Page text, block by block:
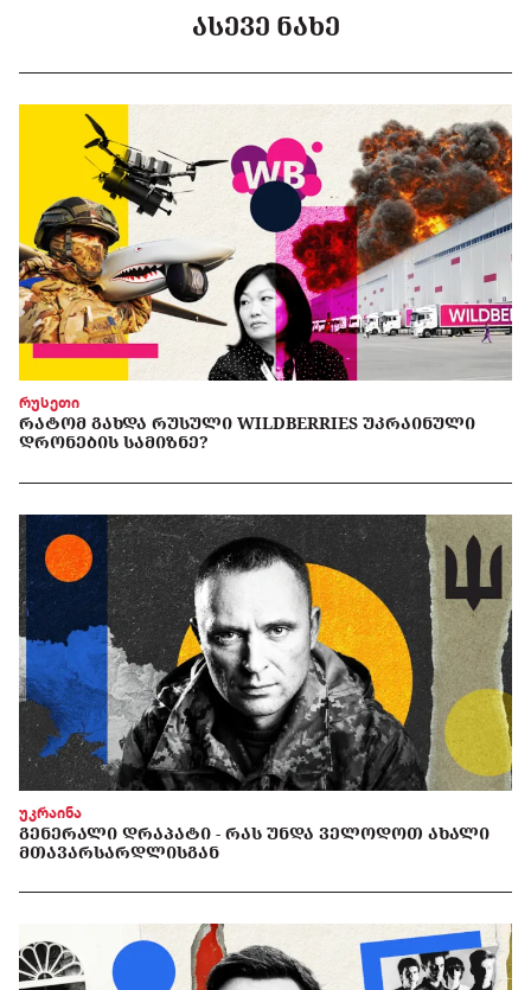
ᲐᲡᲔᲕᲔ ᲜᲐᲮᲔ
რუსეთი
ᲠᲐᲢᲝᲛ ᲒᲐᲮᲓᲐ ᲠᲣᲡᲣᲚᲘ WILDBERRIES ᲣᲙᲠᲐᲘᲜᲣᲚᲘ
ᲓᲠᲝᲜᲔᲑᲘᲡ ᲡᲐᲛᲘᲖᲜᲔ?
უკრაინა
ᲒᲔᲜᲔᲠᲐᲚᲘ ᲓᲠᲐᲞᲐᲢᲘ - ᲠᲐᲡ ᲣᲜᲓᲐ ᲕᲔᲚᲝᲓᲝᲗ ᲐᲮᲐᲚᲘ
ᲛᲗᲐᲕᲐᲠᲡᲐᲠᲓᲚᲘᲡᲒᲐᲜ